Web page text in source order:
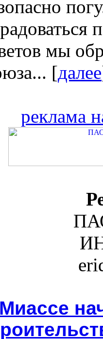
мы
[далее
реклама